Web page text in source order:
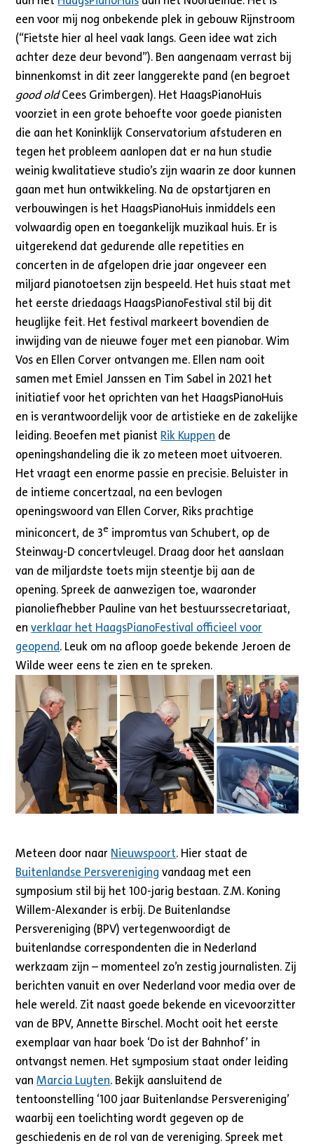
een voor mij nog onbekende plek in gebouw Rijnstroom
(“Fietste hier al heel vaak langs. Geen idee wat zich
achter deze deur bevond”). Ben aangenaam verrast bij
binnenkomst in dit zeer langgerekte pand (en begroet
good oldCees Grimbergen). Het HaagsPianoHuis
voorziet in een grote behoefte voor goede pianisten
die aan het Koninklijk Conservatorium afstuderen en
tegen het probleem aanlopen dat er na hun studie
weinig kwalitatieve studio’s zijn waarin ze door kunnen
gaan met hun ontwikkeling. Na de opstartjaren en
verbouwingen is het HaagsPianoHuis inmiddels een
volwaardig open en toegankelijk muzikaal huis. Er is
uitgerekend dat gedurende alle repetities en
concerten in de afgelopen drie jaar ongeveer een
miljard pianotoetsen zijn bespeeld. Het huis staat met
het eerste driedaags HaagsPianoFestival stil bij dit
heuglijke feit. Het festival markeert bovendien de
inwijding van de nieuwe foyer met een pianobar. Wim
Vos en Ellen Corver ontvangen me. Ellen nam ooit
samen met Emiel Janssen en Tim Sabel in 2021 het
initiatief voor het oprichten van het HaagsPianoHuis
en is verantwoordelijk voor de artistieke en de zakelijke
leiding. Beoefen met pianist Rik Kuppen de
openingshandeling die ik zo meteen moet uitvoeren.
Het vraagt een enorme passie en precisie. Beluister in
de intieme concertzaal, na een bevlogen
openingswoord van Ellen Corver, Riks prachtige
miniconcert, de 3e impromtus van Schubert, op de
Steinway-D concertvleugel. Draag door het aanslaan
van de miljardste toets mijn steentje bij aan de
opening. Spreek de aanwezigen toe, waaronder
pianoliefhebber Pauline van het bestuurssecretariaat,
enverklaar het HaagsPianoFestival officieel voor
geopend. Leuk om na afloop goede bekende Jeroen de
Wilde weer eens te zien en te spreken.
Meteen door naar Nieuwspoort. Hier staat de
Buitenlandse Persvereniging vandaag met een
symposium stil bij het 100-jarig bestaan. Z.M. Koning
Willem-Alexander is erbij. De Buitenlandse
Persvereniging (BPV) vertegenwoordigt de
buitenlandse correspondenten die in Nederland
werkzaam zijn – momenteel zo’n zestig journalisten. Zij
berichten vanuit en over Nederland voor media over de
hele wereld. Zit naast goede bekende en vicevoorzitter
van de BPV, Annette Birschel. Mocht ooit het eerste
exemplaar van haar boek ‘Do ist der Bahnhof’ in
ontvangst nemen. Het symposium staat onder leiding
vanMarcia Luyten. Bekijk aansluitend de
tentoonstelling ‘100 jaar Buitenlandse Persvereniging’
waarbij een toelichting wordt gegeven op de
geschiedenis en de rol van de vereniging. Spreek met